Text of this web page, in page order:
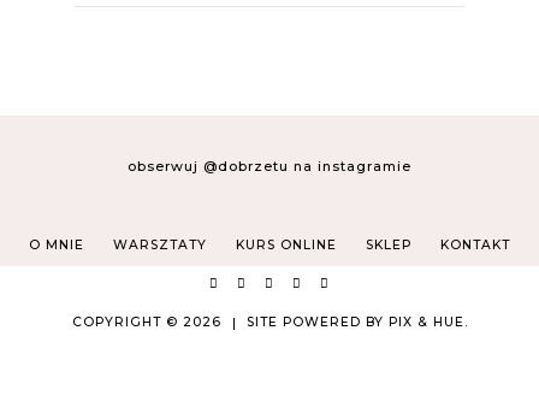
obserwuj @dobrzetu na instagramie
O MNIE WARSZTATY KURS ONLINE SKLEP KONTAKT
COPYRIGHT © 2026 SITE POWERED BY PIX & HUE.